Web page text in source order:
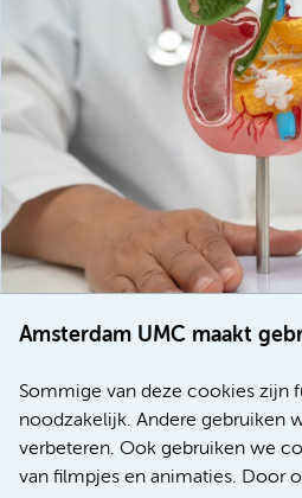
Amsterdam UMC maakt
Sommige van deze cookies zijn
noodzakelijk. Andere gebruiken
verbeteren. Ook gebruiken we
van filmpjes en animaties. Door
voor patiënten met